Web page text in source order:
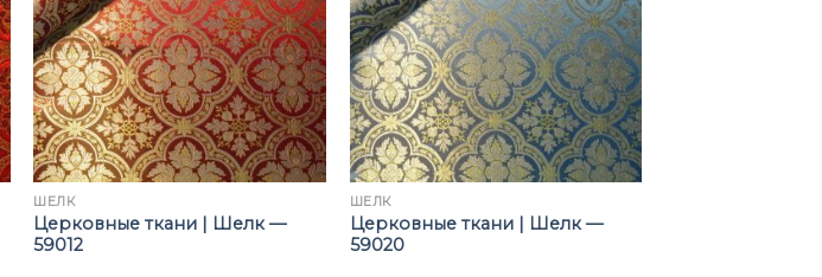
ШЁЛК
Церковные ткани | Шелк —
59012
ШЁЛК
Церковные ткани | Шелк —
59020